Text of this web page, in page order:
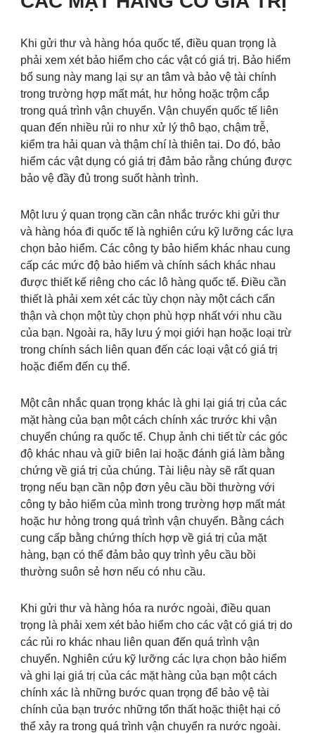
Khi gửi thư và hàng hóa quốc tế, điều quan trọng là
phải xem xét bảo hiểm cho các vật có giá trị. Bảo hiểm
bổ sung này mang lại sự an tâm và bảo vệ tài chính
trong trường hợp mất mát, hư hỏng hoặc trộm cắp
trong quá trình vận chuyển. Vận chuyển quốc tế liên
quan đến nhiều rủi ro như xử lý thô bạo, chậm trễ,
kiểm tra hải quan và thậm chí là thiên tai. Do đó, bảo
hiểm các vật dụng có giá trị đảm bảo rằng chúng được
bảo vệ đầy đủ trong suốt hành trình.
Một lưu ý quan trọng cần cân nhắc trước khi gửi thư
và hàng hóa đi quốc tế là nghiên cứu kỹ lưỡng các lựa
chọn bảo hiểm. Các công ty bảo hiểm khác nhau cung
cấp các mức độ bảo hiểm và chính sách khác nhau
được thiết kế riêng cho các lô hàng quốc tế. Điều cần
thiết là phải xem xét các tùy chọn này một cách cẩn
thận và chọn một tùy chọn phù hợp nhất với nhu cầu
của bạn. Ngoài ra, hãy lưu ý mọi giới hạn hoặc loại trừ
trong chính sách liên quan đến các loại vật có giá trị
hoặc điểm đến cụ thể.
Một cân nhắc quan trọng khác là ghi lại giá trị của các
mặt hàng của bạn một cách chính xác trước khi vận
chuyển chúng ra quốc tế. Chụp ảnh chi tiết từ các góc
độ khác nhau và giữ biên lai hoặc đánh giá làm bằng
chứng về giá trị của chúng. Tài liệu này sẽ rất quan
trọng nếu bạn cần nộp đơn yêu cầu bồi thường với
công ty bảo hiểm của mình trong trường hợp mất mát
hoặc hư hỏng trong quá trình vận chuyển. Bằng cách
cung cấp bằng chứng thích hợp về giá trị của mặt
hàng, bạn có thể đảm bảo quy trình yêu cầu bồi
thường suôn sẻ hơn nếu có nhu cầu.
Khi gửi thư và hàng hóa ra nước ngoài, điều quan
trọng là phải xem xét bảo hiểm cho các vật có giá trị do
các rủi ro khác nhau liên quan đến quá trình vận
chuyển. Nghiên cứu kỹ lưỡng các lựa chọn bảo hiểm
và ghi lại giá trị của các mặt hàng của bạn một cách
chính xác là những bước quan trọng để bảo vệ tài
chính của bạn trước những tổn thất hoặc thiệt hại có
thể xảy ra trong quá trình vận chuyển ra nước ngoài.